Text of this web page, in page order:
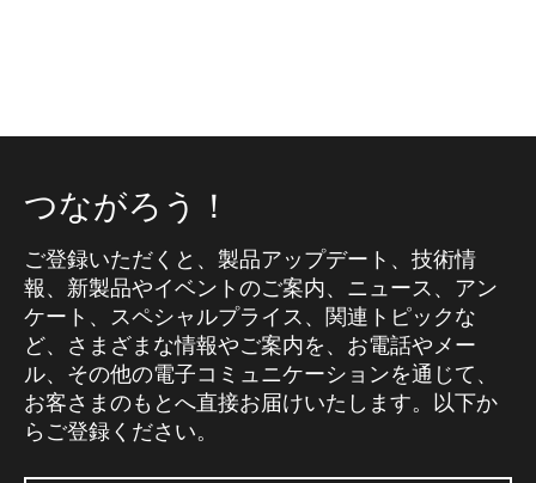
つながろう！
ご登録いただくと、製品アップデート、技術情
報、新製品やイベントのご案内、ニュース、アン
ケート、スペシャルプライス、関連トピックな
ど、さまざまな情報やご案内を、お電話やメー
ル、その他の電子コミュニケーションを通じて、
お客さまのもとへ直接お届けいたします。以下か
らご登録ください。